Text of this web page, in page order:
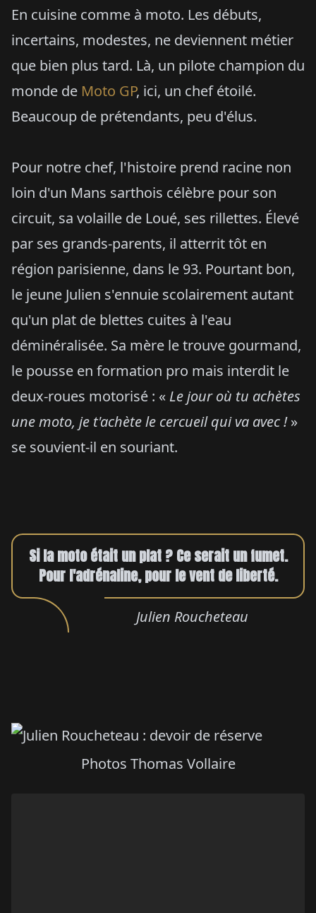
En cuisine comme à moto. Les débuts,
incertains, modestes, ne deviennent métier
que bien plus tard. Là, un pilote champion du
monde de Moto GP, ici, un chef étoilé.
Beaucoup de prétendants, peu d'élus.
Pour notre chef, l'histoire prend racine non
loin d'un Mans sarthois célèbre pour son
circuit, sa volaille de Loué, ses rillettes. Élevé
par ses grands-parents, il atterrit tôt en
région parisienne, dans le 93. Pourtant bon,
le jeune Julien s'ennuie scolairement autant
qu'un plat de blettes cuites à l'eau
déminéralisée. Sa mère le trouve gourmand,
le pousse en formation pro mais interdit le
deux-roues motorisé : « Le jour où tu achètes
une moto, je t'achète le cercueil qui va avec !»
se souvient-il en souriant.
Si la moto était un plat ? Ce serait un fumet.
Pour l'adrénaline, pour le vent de liberté.
Julien Roucheteau
Photos Thomas Vollaire